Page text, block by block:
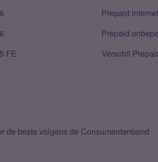
FE
Prepaid
Prepaid
Verschil
de beste volgens de Consumentenbond